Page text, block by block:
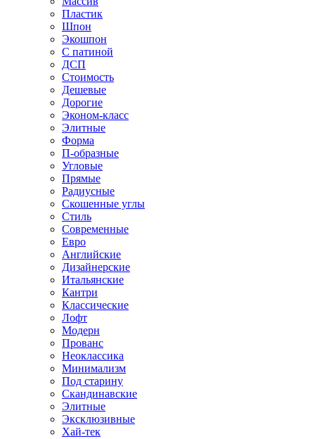
Пластик
Шпон
Экошпон
С патиной
ДСП
Стоимость
Дешевые
Дорогие
Эконом-класс
Элитные
Форма
П-образные
Угловые
Прямые
Радиусные
Скошенные углы
Стиль
Современные
Евро
Английские
Дизайнерские
Итальянские
Кантри
Классические
Лофт
Модерн
Прованс
Неоклассика
Минимализм
Под старину
Скандинавские
Элитные
Эксклюзивные
Хай-тек